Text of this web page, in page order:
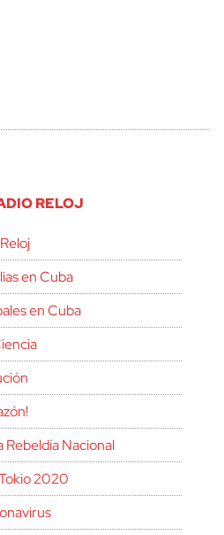
RELOJ
en Cuba
en Cuba
Rebeldía Nacional
2020